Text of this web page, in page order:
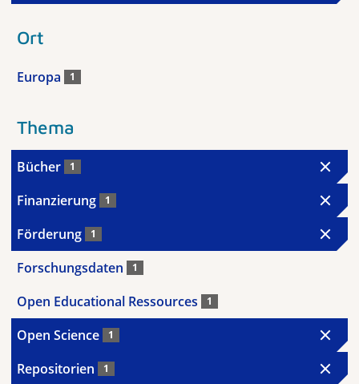
Ort
Europa 1
Thema
Bücher 1
Finanzierung 1
Förderung 1
Forschungsdaten 1
Open Educational Ressources 1
Open Science 1
Repositorien 1